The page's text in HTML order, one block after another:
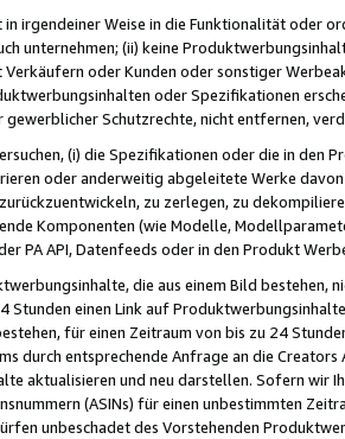
irgendeiner Weise in die Funktionalität oder
unternehmen; (ii) keine
oder Kunden oder sonstiger
oder Spezifikationen
gewerblicher Schutzrechte, nicht entfernen,
(i) die Spezifikationen oder die in
oder anderweitig abgeleitete Werke
zu zerlegen, zu
Komponenten (wie Modelle,
PA API, Datenfeeds oder in den Produkt
die aus einem Bild bestehen,
Stunden einen Link auf
für einen Zeitraum von bis zu 24
durch entsprechende Anfrage an die
aktualisieren und neu darstellen. Sofern wir
(ASINs) für einen unbestimmten
unbeschadet des Vorstehenden